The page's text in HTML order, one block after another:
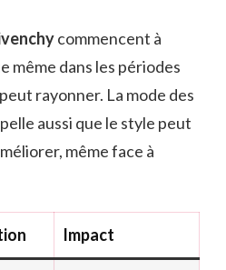
commencent à
même dans les périodes
rayonner. La mode des
aussi que le style peut
même face à
Impact